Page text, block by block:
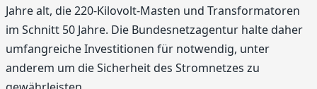
Jahre alt, die 220-Kilovolt-Masten und Transformatoren
im Schnitt 50 Jahre. Die Bundesnetzagentur halte daher
umfangreiche Investitionen für notwendig, unter
anderem um die Sicherheit des Stromnetzes zu